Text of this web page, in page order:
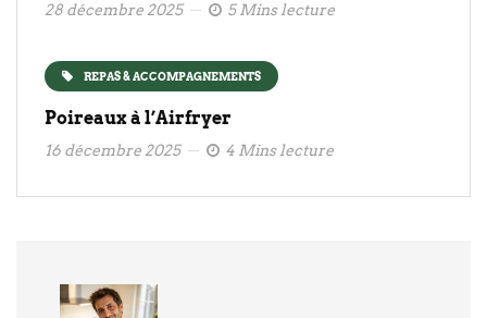
28 décembre 2025 5 Mins lecture
REPAS & ACCOMPAGNEMENTS
Poireaux à l’Airfryer
16 décembre 2025 4 Mins lecture